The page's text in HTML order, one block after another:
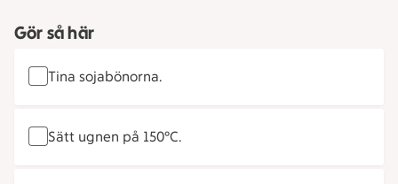
Gör så här
Tina sojabönorna.
Sätt ugnen på 150°C.